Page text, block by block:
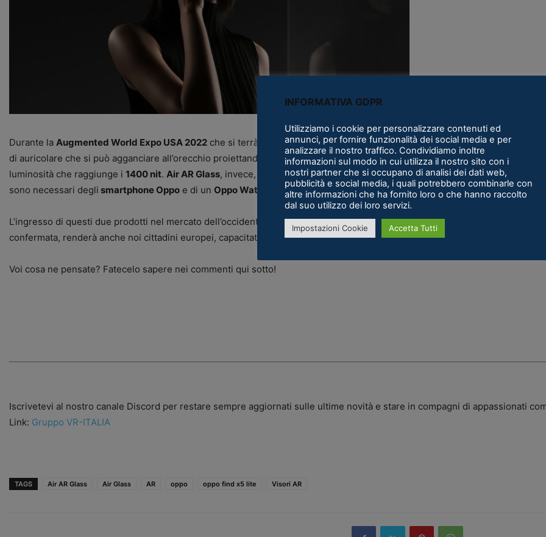
Durante la Augmented World Expo USA 2022 che si terrà a Santa Clara in California dall’1 al 3 giugno, verranno messi in
di auricolare che si può agganciare all’orecchio proiettando informazioni provenienti da uno smartphone Oppo, Air Glass
luminosità che raggiunge i 1400 nit. Air AR Glass, invece, è un dispositivo che permette il rendering in tempo reale la
sono necessari degli smartphone Oppo e di un Oppo Watch 2
L’ingresso di questi due prodotti nel mercato dell’occidente sembra essere sempre più probabile, non resta che vedere se
confermata, renderà anche noi cittadini europei, capacitati nell’uso dei nuovi visoriOppo.
Voi cosa ne pensate? Fatecelo sapere nei commenti qui sotto!
Iscrivetevi al nostro canale Discord per restare sempre aggiornati sulle ultime novità e stare in compagni di appassionati
Link: Gruppo VR-ITALIA
TAGS Air AR Glass Air Glass AR oppo oppo find x5 lite Visori AR
INFORMATIVA GDPR
Utilizziamo i cookie per personalizzare contenuti ed
annunci, per fornire funzionalità dei social media e per
analizzare il nostro traffico. Condividiamo inoltre
informazioni sul modo in cui utilizza il nostro sito con i
nostri partner che si occupano di analisi dei dati web,
pubblicità e social media, i quali potrebbero combinarle con
altre informazioni che ha fornito loro o che hanno raccolto
dal suo utilizzo dei loro servizi.
Impostazioni Cookie Accetta Tutti